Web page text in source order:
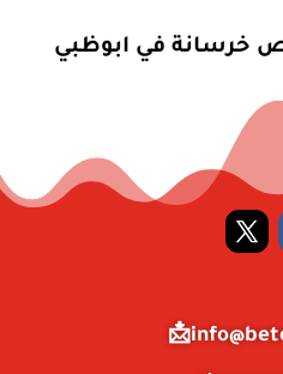
خرسانة في ابوظبي